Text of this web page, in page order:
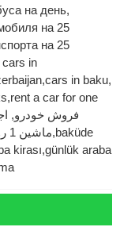
на день,
на 25
на 25
cars in
in baku,
a car for one
kirası,günlük araba